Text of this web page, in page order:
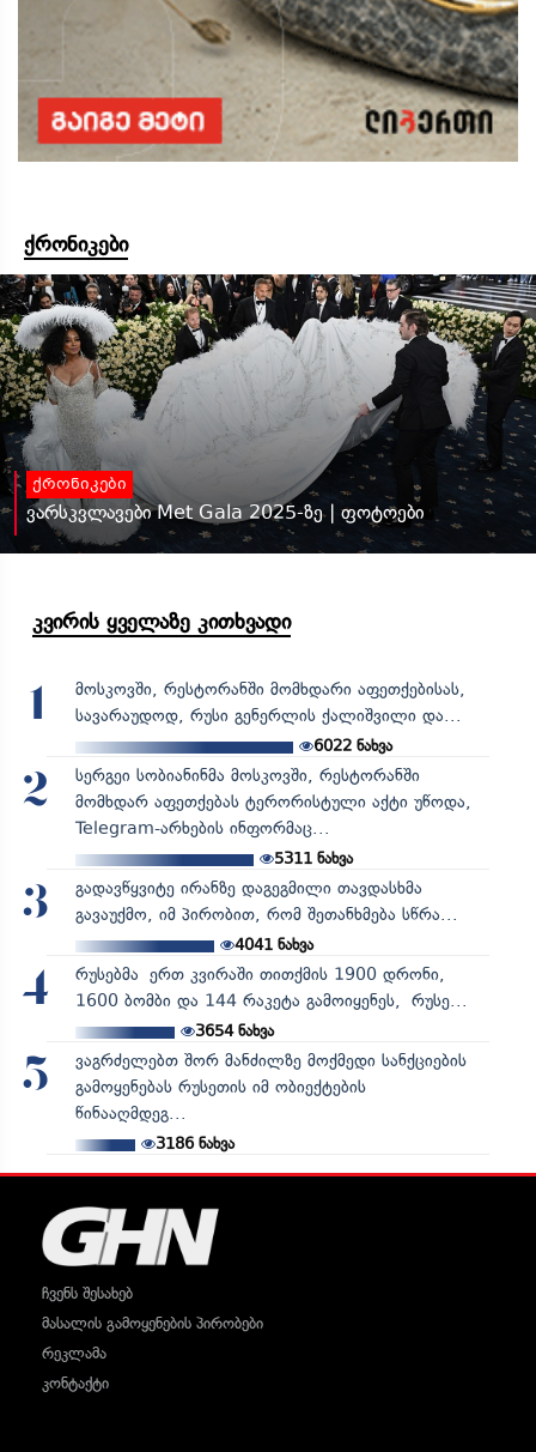
ქრონიკები
ქრონიკები
ვარსკვლავები Met Gala 2025-ზე | ფოტოები
კვირის ყველაზე კითხვადი
1
მოსკოვში, რესტორანში მომხდარი აფეთქებისას,
სავარაუდოდ, რუსი გენერლის ქალიშვილი და...
6022 ნახვა
2
სერგეი სობიანინმა მოსკოვში, რესტორანში
მომხდარ აფეთქებას ტერორისტული აქტი უწოდა,
Telegram-არხების ინფორმაც...
5311ნახვა
3
გადავწყვიტე ირანზე დაგეგმილი თავდასხმა
გავაუქმო, იმ პირობით, რომ შეთანხმება სწრა...
4041ნახვა
4
რუსებმა ერთ კვირაში თითქმის 1900 დრონი,
1600 ბომბი და 144 რაკეტა გამოიყენეს, რუსე...
3654ნახვა
5
ვაგრძელებთ შორ მანძილზე მოქმედი სანქციების
გამოყენებას რუსეთის იმ ობიექტების
წინააღმდეგ...
3186ნახვა
ჩვენს შესახებ
მასალის გამოყენების პირობები
რეკლამა
კონტაქტი